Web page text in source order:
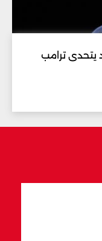
يتحدى ترامب